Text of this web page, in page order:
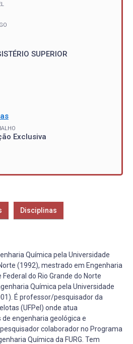
SUPERIOR
Exclusiva
Disciplinas
Química pela Universidade
(1992), mestrado em Engenharia
do Rio Grande do Norte
Química pela Universidade
É professor/pesquisador da
(UFPel) onde atua
engenharia geológica e
colaborador no Programa
Química da FURG. Tem